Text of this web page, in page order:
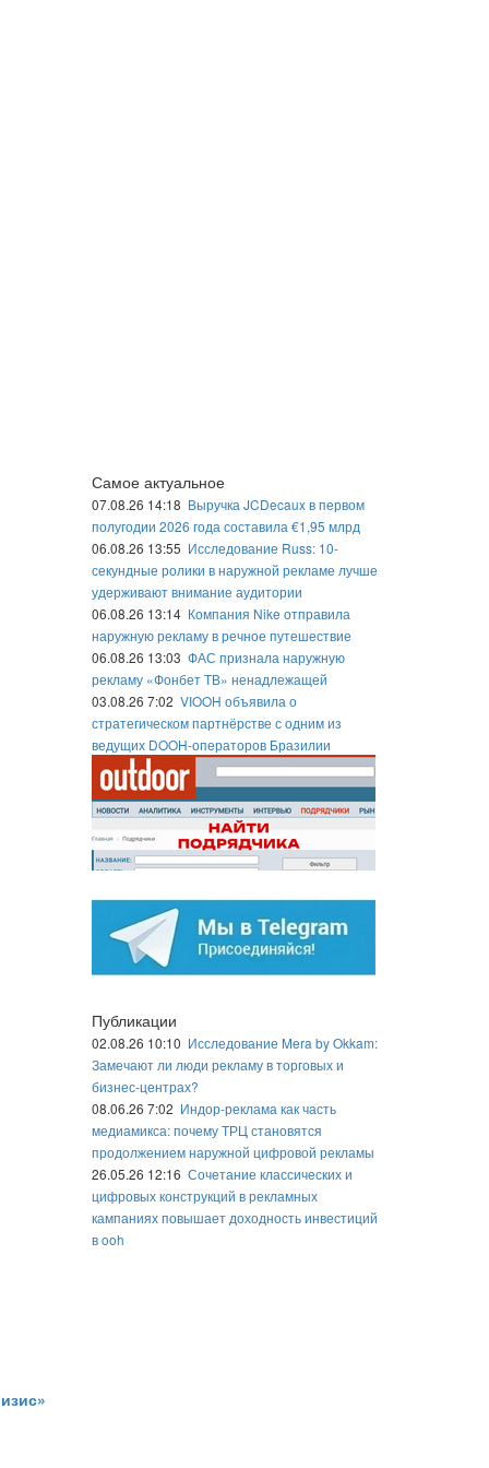
Самое актуальное
07.08.26 14:18 Выручка JCDecaux в первом
полугодии 2026 года составила €1,95 млрд
06.08.26 13:55 Исследование Russ: 10-
секундные ролики в наружной рекламе лучше
удерживают внимание аудитории
06.08.26 13:14 Компания Nike отправила
наружную рекламу в речное путешествие
06.08.26 13:03 ФАС признала наружную
рекламу «Фонбет ТВ» ненадлежащей
03.08.26 7:02 VIOOH объявила о
стратегическом партнёрстве с одним из
ведущих DOOH-операторов Бразилии
Публикации
02.08.26 10:10 Исследование Mera by Okkam:
Замечают ли люди рекламу в торговых и
бизнес-центрах?
08.06.26 7:02 Индор-реклама как часть
медиамикса: почему ТРЦ становятся
продолжением наружной цифровой рекламы
26.05.26 12:16 Сочетание классических и
цифровых конструкций в рекламных
кампаниях повышает доходность инвестиций
в ooh